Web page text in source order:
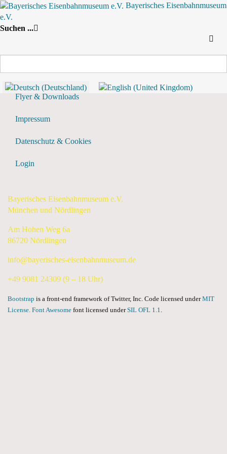
Bayerisches Eisenbahnmuseum
e.V.
Suchen ...Nach Jahr
Flyer & Downloads
Impressum
Datenschutz & Cookies
Login
Bayerisches Eisenbahnmuseum e.V.
München und Nördlingen
Am Hohen Weg 6a
86720 Nördlingen
info@bayerisches-eisenbahnmuseum.de
+49 9081 24309 (9 – 18 Uhr)
Bootstrap is a front-end framework of Twitter, Inc. Code licensed underMIT
License. Font Awesome font licensed underSIL OFL 1.1.